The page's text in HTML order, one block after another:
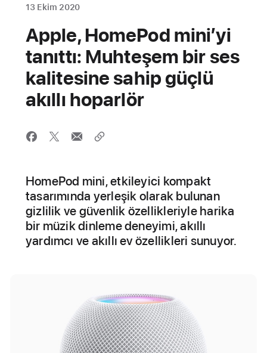
13 Ekim 2020
Apple, HomePod mini’yi
tanıttı: Muhteşem bir ses
kalitesine sahip güçlü
akıllı hoparlör
HomePod mini, etkileyici kompakt
tasarımında yerleşik olarak bulunan
gizlilik ve güvenlik özellikleriyle harika
bir müzik dinleme deneyimi, akıllı
yardımcı ve akıllı ev özellikleri sunuyor.